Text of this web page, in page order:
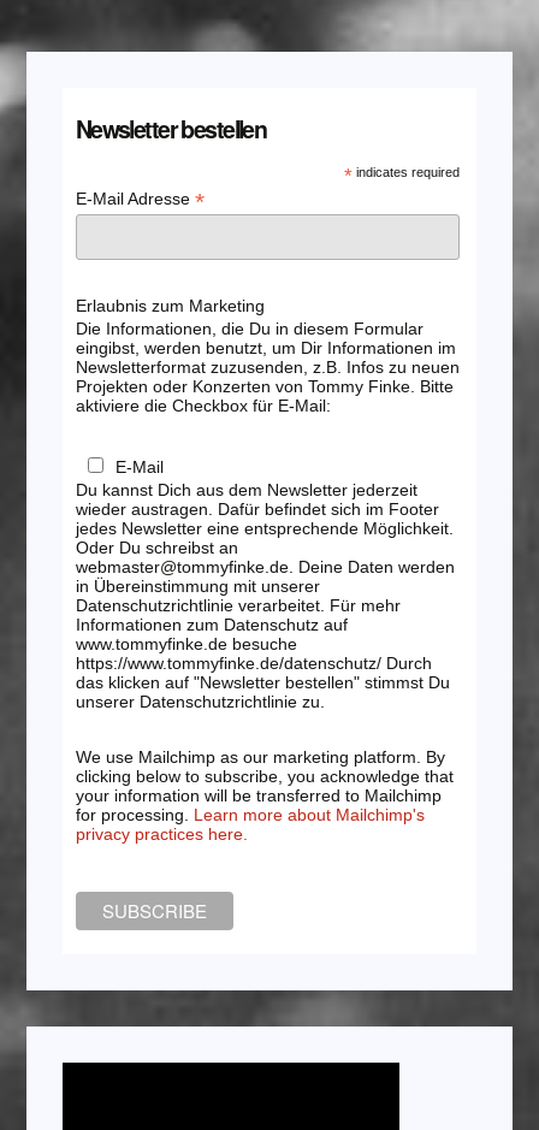
Newsletter bestellen
* indicates required
E-Mail Adresse *
Erlaubnis zum Marketing
Die Informationen, die Du in diesem Formular
eingibst, werden benutzt, um Dir Informationen im
Newsletterformat zuzusenden, z.B. Infos zu neuen
Projekten oder Konzerten von Tommy Finke. Bitte
aktiviere die Checkbox für E-Mail:
E-Mail
Du kannst Dich aus dem Newsletter jederzeit
wieder austragen. Dafür befindet sich im Footer
jedes Newsletter eine entsprechende Möglichkeit.
Oder Du schreibst an
webmaster@tommyfinke.de. Deine Daten werden
in Übereinstimmung mit unserer
Datenschutzrichtlinie verarbeitet. Für mehr
Informationen zum Datenschutz auf
www.tommyfinke.de besuche
https://www.tommyfinke.de/datenschutz/ Durch
das klicken auf "Newsletter bestellen" stimmst Du
unserer Datenschutzrichtlinie zu.
We use Mailchimp as our marketing platform. By
clicking below to subscribe, you acknowledge that
your information will be transferred to Mailchimp
for processing. Learn more about Mailchimp's
privacy practices here.